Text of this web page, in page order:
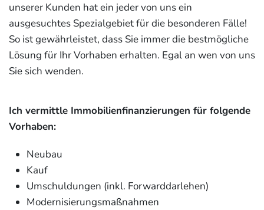
unserer Kunden hat ein jeder von uns ein
ausgesuchtes Spezialgebiet für die besonderen Fälle!
So ist gewährleistet, dass Sie immer die bestmögliche
Lösung für Ihr Vorhaben erhalten. Egal an wen von uns
Sie sich wenden.
Ich vermittle Immobilienfinanzierungen für folgende
Vorhaben:
Neubau
Kauf
Umschuldungen (inkl. Forwarddarlehen)
Modernisierungsmaßnahmen